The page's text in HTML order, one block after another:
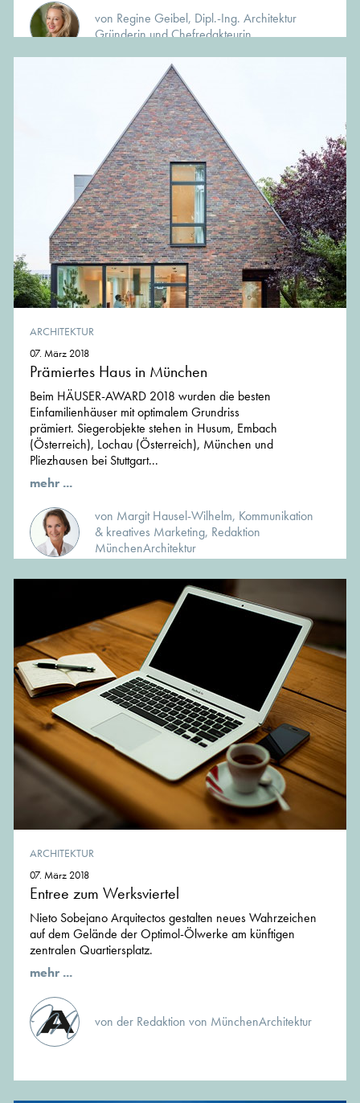
von Regine Geibel, Dipl.-Ing. Architektur
Gründerin und Chefredakteurin
ARCHITEKTUR
07. März 2018
Prämiertes Haus in München
Beim HÄUSER-AWARD 2018 wurden die besten
Einfamilienhäuser mit optimalem Grundriss
prämiert. Siegerobjekte stehen in Husum, Embach
(Österreich), Lochau (Österreich), München und
Pliezhausen bei Stuttgart...
mehr ...
von Margit Hausel-Wilhelm, Kommunikation
& kreatives Marketing, Redaktion
MünchenArchitektur
ARCHITEKTUR
07. März 2018
Entree zum Werksviertel
Nieto Sobejano Arquitectos gestalten neues Wahrzeichen
auf dem Gelände der Optimol-Ölwerke am künftigen
zentralen Quartiersplatz.
mehr ...
von der Redaktion von MünchenArchitektur